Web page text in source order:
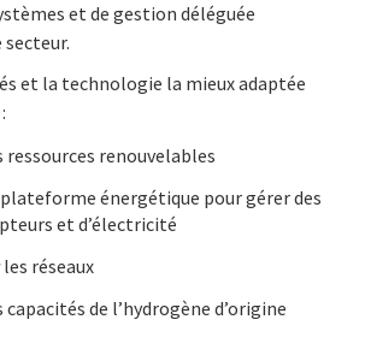
et de gestion déléguée
et la technologie la mieux adaptée
ressources renouvelables
énergétique pour gérer des
et d’électricité
les réseaux
de l’hydrogène d’origine